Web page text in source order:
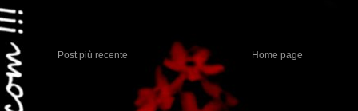
Post più recente Home page